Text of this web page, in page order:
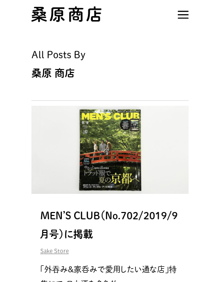
All Posts By
桑原 商店
MEN’S CLUB（No.702/2019/9
月号）に掲載
Sake Store
「外吞み＆家呑みで愛用したい通な店」特